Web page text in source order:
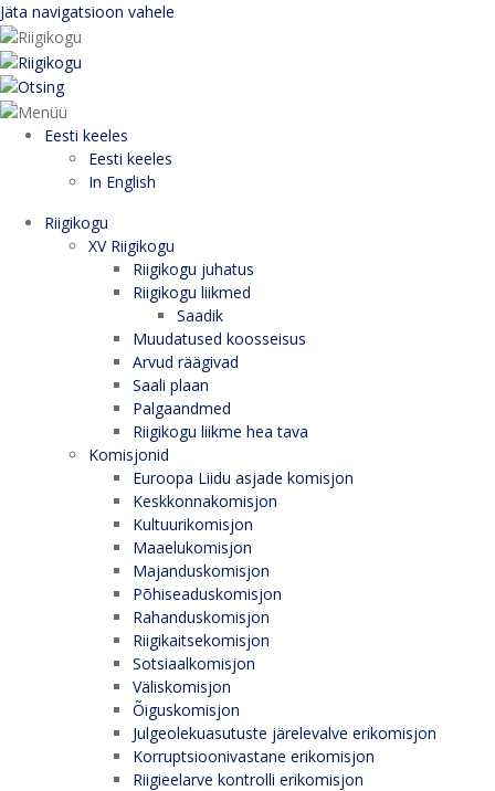
Jäta navigatsioon vahele
Eesti keeles
Eesti keeles
In English
Riigikogu
XV Riigikogu
Riigikogu juhatus
Riigikogu liikmed
Saadik
Muudatused koosseisus
Arvud räägivad
Saali plaan
Palgaandmed
Riigikogu liikme hea tava
Komisjonid
Euroopa Liidu asjade komisjon
Keskkonnakomisjon
Kultuurikomisjon
Maaelukomisjon
Majanduskomisjon
Põhiseaduskomisjon
Rahanduskomisjon
Riigikaitsekomisjon
Sotsiaalkomisjon
Väliskomisjon
Õiguskomisjon
Julgeolekuasutuste järelevalve erikomisjon
Korruptsioonivastane erikomisjon
Riigieelarve kontrolli erikomisjon